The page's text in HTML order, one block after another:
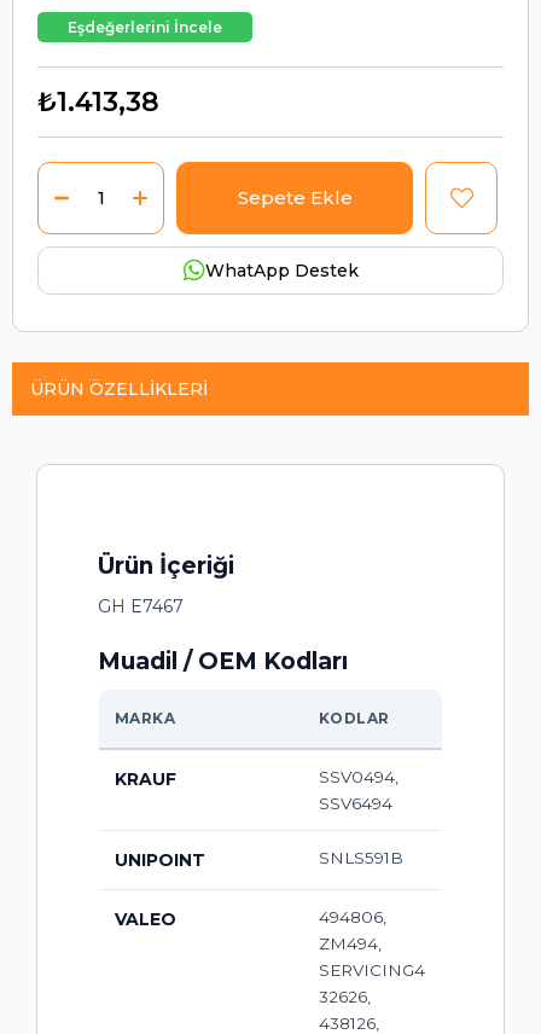
Eşdeğerlerini İncele
₺1.413,38
WhatApp Destek
ÜRÜN ÖZELLIKLERI
Ürün İçeriği
GH E7467
Muadil / OEM Kodları
MARKA KODLAR
KRAUF
SSV0494,
SSV6494
UNIPOINT SNLS591B
VALEO
494806,
ZM494,
SERVICING4
32626,
438126,